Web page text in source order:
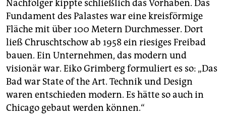
Nachfolger kippte schließlich das Vorhaben. Das
Fundament des Palastes war eine kreisförmige
Fläche mit über 100 Metern Durchmesser. Dort
ließ Chruschtschow ab 1958 ein riesiges Freibad
bauen. Ein Unternehmen, das modern und
visionär war. Eiko Grimberg formuliert es so: „Das
Bad war State of the Art. Technik und Design
waren entschieden modern. Es hätte so auch in
Chicago gebaut werden können.“